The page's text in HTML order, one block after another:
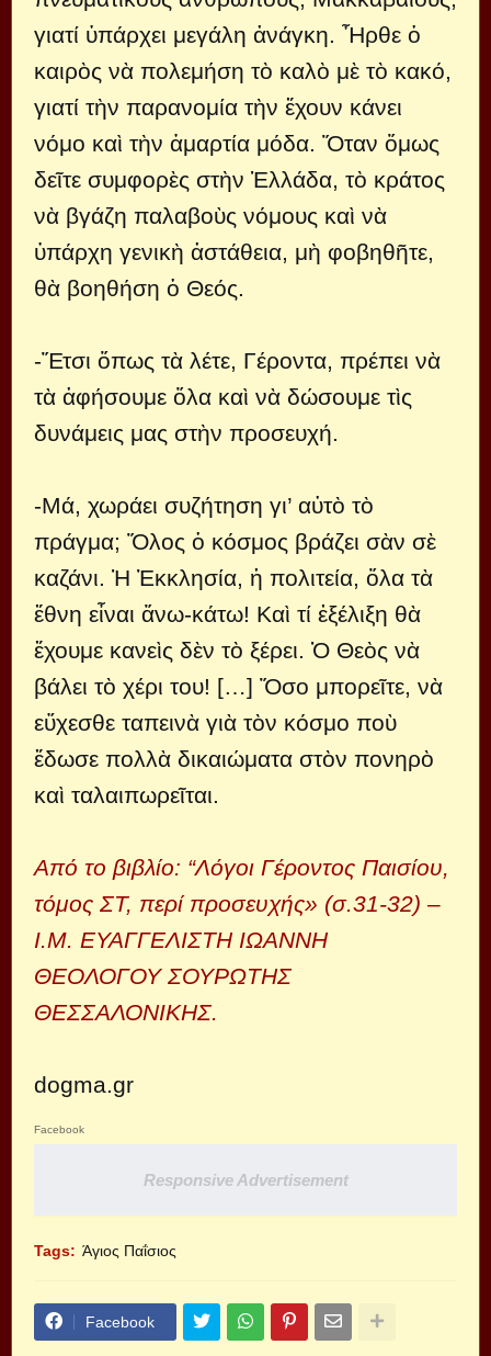
γιατί ὑπάρχει μεγάλη ἀνάγκη. Ἦρθε ὁ
καιρὸς νὰ πολεμήση τὸ καλὸ μὲ τὸ κακό,
γιατί τὴν παρανομία τὴν ἔχουν κάνει
νόμο καὶ τὴν ἁμαρτία μόδα. Ὅταν ὅμως
δεῖτε συμφορὲς στὴν Ἑλλάδα, τὸ κράτος
νὰ βγάζη παλαβοὺς νόμους καὶ νὰ
ὑπάρχη γενικὴ ἀστάθεια, μὴ φοβηθῆτε,
θὰ βοηθήση ὁ Θεός.
-Ἔτσι ὅπως τὰ λέτε, Γέροντα, πρέπει νὰ
τὰ ἀφήσουμε ὅλα καὶ νὰ δώσουμε τὶς
δυνάμεις μας στὴν προσευχή.
-Μά, χωράει συζήτηση γι’ αὐτὸ τὸ
πράγμα; Ὅλος ὁ κόσμος βράζει σὰν σὲ
καζάνι. Ἡ Ἐκκλησία, ἡ πολιτεία, ὅλα τὰ
ἔθνη εἶναι ἄνω-κάτω! Καὶ τί ἐξέλιξη θὰ
ἔχουμε κανεὶς δὲν τὸ ξέρει. Ὁ Θεὸς νὰ
βάλει τὸ χέρι του! […] Ὅσο μπορεῖτε, νὰ
εὔχεσθε ταπεινὰ γιὰ τὸν κόσμο ποὺ
ἔδωσε πολλὰ δικαιώματα στὸν πονηρὸ
καὶ ταλαιπωρεῖται.
Aπό το βιβλίο: “Λόγοι Γέροντος Παισίου,
τόμος ΣΤ, περί προσευχής» (σ.31-32) –
Ι.Μ. ΕΥΑΓΓΕΛΙΣΤΗ ΙΩΑΝΝΗ
ΘΕΟΛΟΓΟΥ ΣΟΥΡΩΤΗΣ
ΘΕΣΣΑΛΟΝΙΚΗΣ.
dogma.gr
Facebook
Responsive Advertisement
Tags: Άγιος Παΐσιος
Facebook